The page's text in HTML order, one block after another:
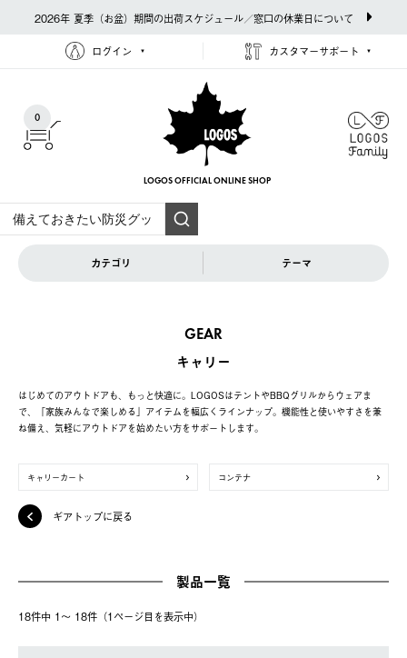
2026年 夏季（お盆）期間の出荷スケジュール／窓口の休業日について
ログイン カスタマーサポート
0
LOGOS OFFICIAL ONLINE SHOP
カテゴリ テーマ
GEAR
キャリー
はじめてのアウトドアも、もっと快適に。LOGOSはテントやBBQグリルからウェアま
で、「家族みんなで楽しめる」アイテムを幅広くラインナップ。機能性と使いやすさを兼
ね備え、気軽にアウトドアを始めたい方をサポートします。
キャリーカート コンテナ
ギアトップに戻る
製品一覧
18件中 1〜 18件（1ページ⽬を表⽰中）